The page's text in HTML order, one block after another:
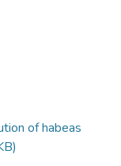
of habeas